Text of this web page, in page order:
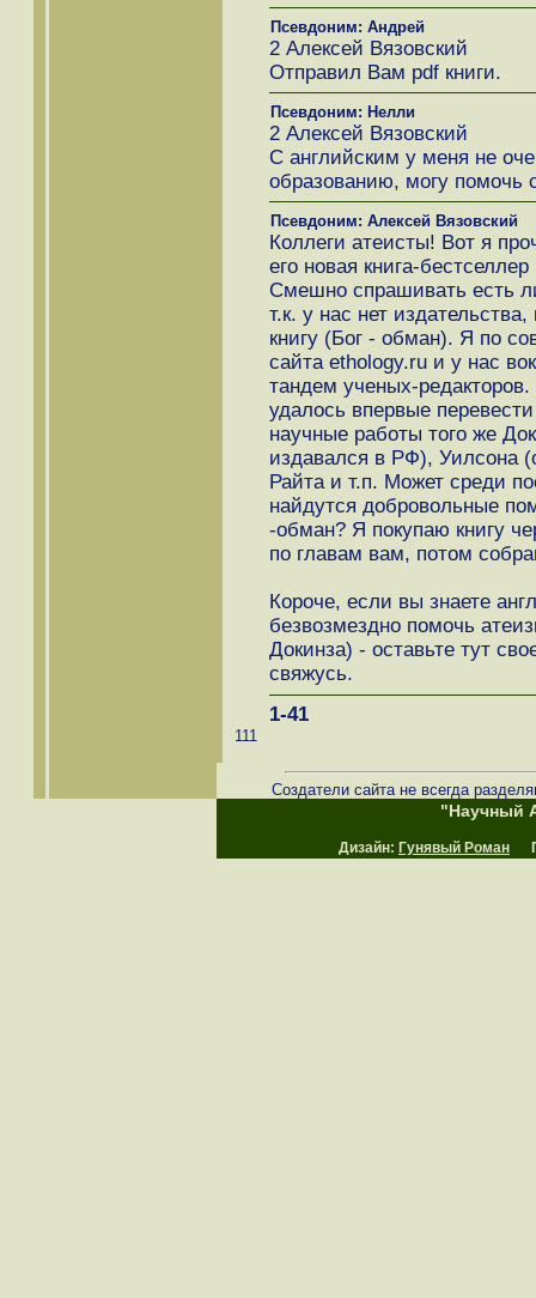
Псевдоним: Андрей
2 Алексей Вязовский
Отправил Вам pdf книги.
Псевдоним: Нелли
2 Алексей Вязовский
С английским у меня не
образованию, могу помочь
Псевдоним: Алексей Вязовский
Коллеги атеисты! Вот я
его новая книга-
Смешно спрашивать есть
т.к. у нас нет
книгу (Бог - обман). Я по
сайта ethology.ru и у нас
тандем ученых-
удалось впервые
научные работы того же
издавался в РФ), Уилсона
Райта и т.п. Может среди
найдутся добровольные
-обман? Я покупаю книгу
по главам вам, потом
Короче, если вы знаете
безвозмездно помочь
Докинза) - оставьте тут
свяжусь.
1-41
111
Создатели сайта не всегда
"Научный
Дизайн: Гунявый Роман